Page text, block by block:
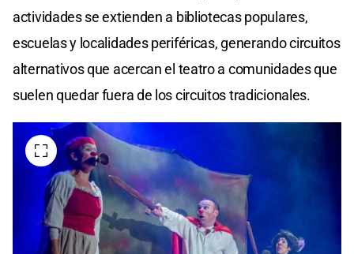
actividades se extienden a bibliotecas populares,
escuelas y localidades periféricas, generando circuitos
alternativos que acercan el teatro a comunidades que
suelen quedar fuera de los circuitos tradicionales.